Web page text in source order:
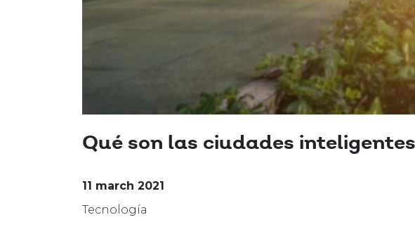
Qué son las ciudades
11 march 2021
Tecnología